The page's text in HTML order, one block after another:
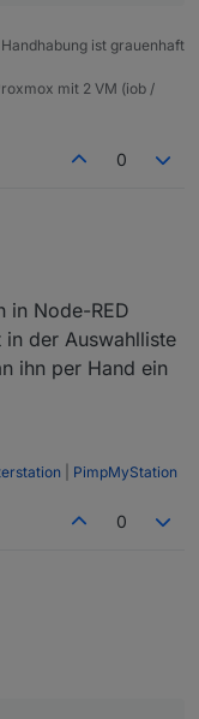
ist grauenhaft
mit 2 VM (iob /
0
in Node-RED
der Auswahlliste
ihn per Hand ein
PimpMyStation
0
in der Auswahlliste
ihn per Hand ein